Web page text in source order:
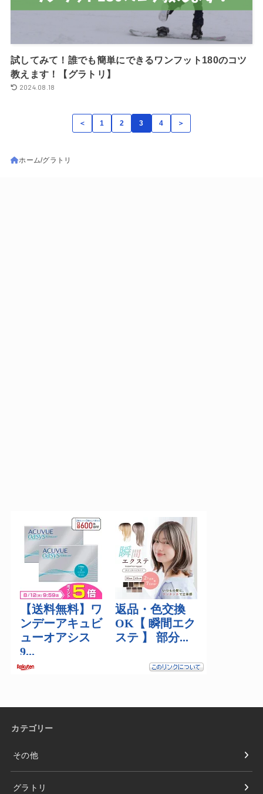
試してみて！誰でも簡単にできるワンフット180のコツ
教えます！【グラトリ】
2024.08.18
＜ 1 2 3 4 ＞
ホーム グラトリ
カテゴリー
その他
グラトリ